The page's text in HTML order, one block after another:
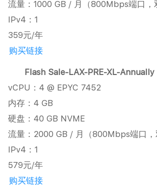
流量：1000 GB / 月（800Mbps端口，
IPv4：1
359元/年
购买链接
Flash Sale-LAX-PRE-XL-Annually
vCPU：4 @ EPYC 7452
内存：4 GB
硬盘：40 GB NVME
流量：2000 GB / 月（800Mbps端口，
IPv4：1
579元/年
购买链接